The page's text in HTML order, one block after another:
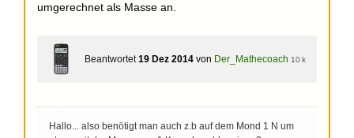
umgerechnet als Masse an.
Beantwortet 19 Dez 2014 von Der_Mathecoach 10 k
Hallo... also benötigt man auch z.b auf dem Mond 1 N um